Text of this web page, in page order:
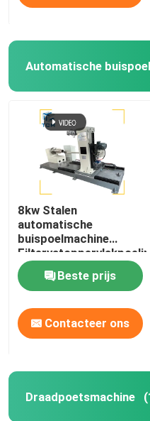
Automatische
8kw Stalen
automatische
buispoelmachine
Filtervatoppervlakpoeling
Beste prijs
Contacteer ons
Draadpoetsmachine